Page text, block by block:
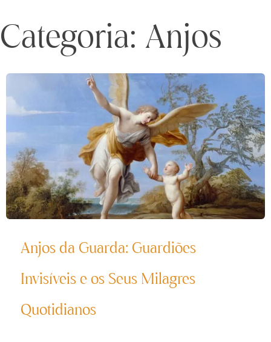
Categoria: Anjos
Anjos da Guarda: Guardiões
Invisíveis e os Seus Milagres
Quotidianos